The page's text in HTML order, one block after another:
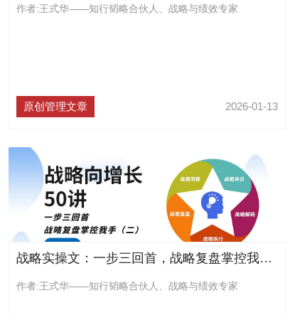
作者:王式华——知行韬略合伙人、战略与绩效专家
原创管理文章 2026-01-13
战略实操文：一步三回首，战略复盘掌控我手（二）（连载52）
作者:王式华——知行韬略合伙人、战略与绩效专家